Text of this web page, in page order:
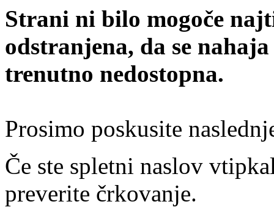
Strani ni bilo mogoče
odstranjena, da se
trenutno nedostopna.
Prosimo poskusite
Če ste spletni naslov
preverite črkovanje.